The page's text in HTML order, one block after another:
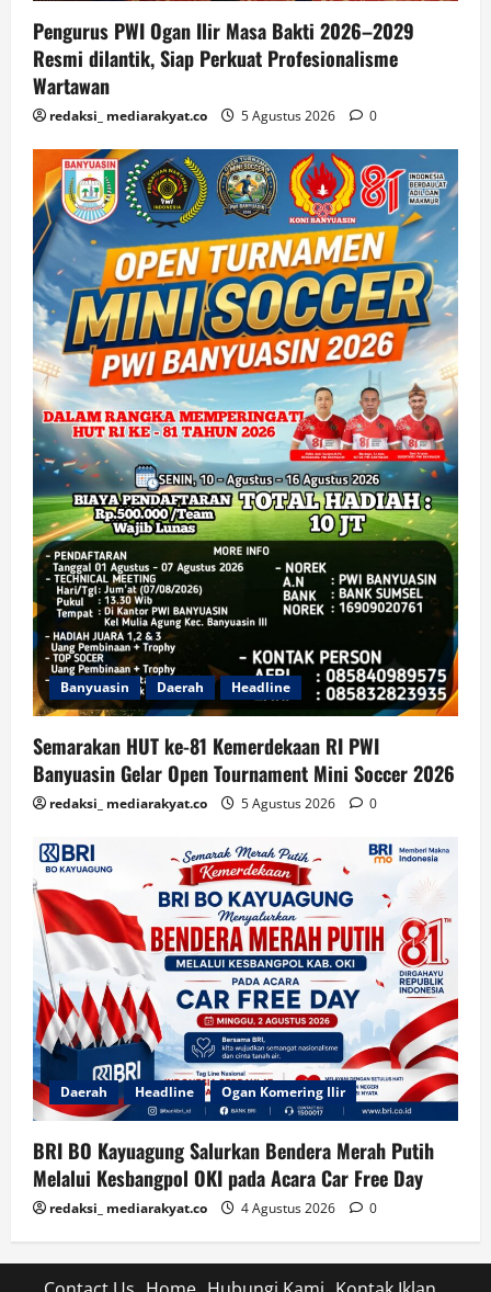
Pengurus PWI Ogan Ilir Masa Bakti 2026–2029
Resmi dilantik, Siap Perkuat Profesionalisme
Wartawan
redaksi_ mediarakyat.co 5 Agustus 2026 0
Banyuasin Daerah Headline
Semarakan HUT ke-81 Kemerdekaan RI PWI
Banyuasin Gelar Open Tournament Mini Soccer 2026
redaksi_ mediarakyat.co 5 Agustus 2026 0
Daerah Headline Ogan Komering Ilir
BRI BO Kayuagung Salurkan Bendera Merah Putih
Melalui Kesbangpol OKI pada Acara Car Free Day
redaksi_ mediarakyat.co 4 Agustus 2026 0